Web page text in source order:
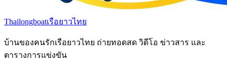
Thailongboatเรือยาวไทย
บ้านของคนรักเรือยาวไทย ถ่ายทอดสด วิดีโอ ข่าวสาร และ
ตารางการแข่งขัน